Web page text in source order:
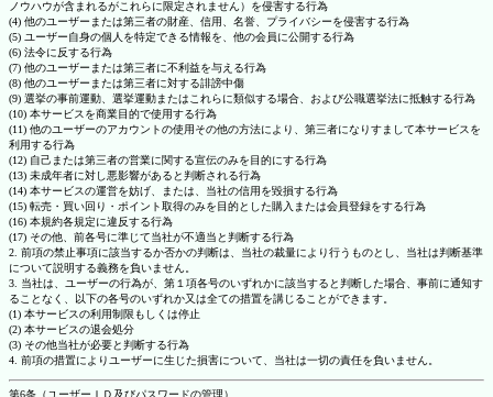
ノウハウが含まれるがこれらに限定されません）を侵害する行為
(4) 他のユーザーまたは第三者の財産、信用、名誉、プライバシーを侵害する行為
(5) ユーザー自身の個人を特定できる情報を、他の会員に公開する行為
(6) 法令に反する行為
(7) 他のユーザーまたは第三者に不利益を与える行為
(8) 他のユーザーまたは第三者に対する誹謗中傷
(9) 選挙の事前運動、選挙運動またはこれらに類似する場合、および公職選挙法に抵触する行為
(10) 本サービスを商業目的で使用する行為
(11) 他のユーザーのアカウントの使用その他の方法により、第三者になりすまして本サービスを
利用する行為
(12) 自己または第三者の営業に関する宣伝のみを目的にする行為
(13) 未成年者に対し悪影響があると判断される行為
(14) 本サービスの運営を妨げ、または、当社の信用を毀損する行為
(15) 転売・買い回り・ポイント取得のみを目的とした購入または会員登録をする行為
(16) 本規約各規定に違反する行為
(17) その他、前各号に準じて当社が不適当と判断する行為
2. 前項の禁止事項に該当するか否かの判断は、当社の裁量により行うものとし、当社は判断基準
について説明する義務を負いません。
3. 当社は、ユーザーの行為が、第１項各号のいずれかに該当すると判断した場合、事前に通知す
ることなく、以下の各号のいずれか又は全ての措置を講じることができます。
(1) 本サービスの利用制限もしくは停止
(2) 本サービスの退会処分
(3) その他当社が必要と判断する行為
4. 前項の措置によりユーザーに生じた損害について、当社は一切の責任を負いません。
第6条（ユーザーＩＤ及びパスワードの管理）